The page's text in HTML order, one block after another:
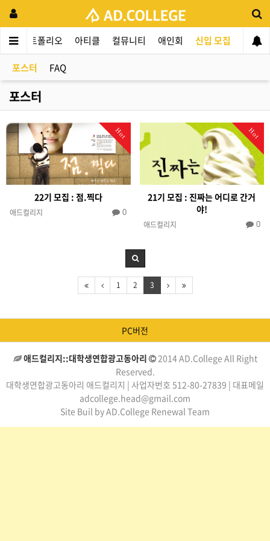
포트폴리오 아티클 컬뮤니티 애인회 신입 모집
포스터 FAQ
포스터
Hot
22기 모집 : 점.찍다
애드컬리지 0
Hot
21기 모집 : 진짜는 어디로 간거
야!
애드컬리지 0
1 2 3
PC버전
애드컬리지::대학생연합광고동아리
2014 AD.College All Right
Reserved.
대학생연합광고동아리 애드컬리지 | 사업자번호 512-80-27839 | 대표메일
adcollege.head@gmail.com
Site Buil by AD.College Renewal Team